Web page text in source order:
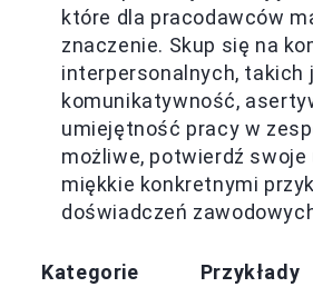
które dla pracodawców
znaczenie. Skup się na
interpersonalnych, takich
komunikatywność,
umiejętność pracy w
możliwe, potwierdź
miękkie konkretnymi
doświadczeń
Kategorie
Przykłady